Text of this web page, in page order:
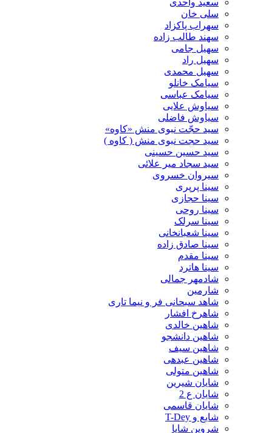
سعید واحدی
سلی خان
سهراب پاکزاد
سهند طالب زاده
سهیل جامی
سهیل راد
سهیل محمدی
سیامک خانلو
سیامک عباسی
سیاوش علایی
سیاوش فاضلی
سید حجّت نبوی منش «کاوه»
سید حجت نبوی منش ( کاوه )
سید حسین حسینى
سید سجاد میر علائی
سیروان خسروی
سینا پرپری
سینا حجازی
سینا روحی
سینا سرلک
سینا شعبانخانی
سینا صادق زاده
سینا مقدم
سینا هاترد
شادمهر جمالی
شارمین
شاهد سبحانی فر و نیما تاری
شاهرخ افشار
شاهین خالدی
شاهین دانشجو
شاهین سیف
شاهین عبدهی
شاهین متولی
شایان شیرین
شایان ع 2
شایان قاسمی
شایع و T-Dey
شروین شایا